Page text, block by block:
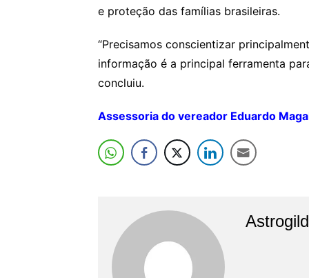
e proteção das famílias brasileiras.
“Precisamos conscientizar
informação é a principal ferramenta
concluiu.
Assessoria do vereador Eduardo